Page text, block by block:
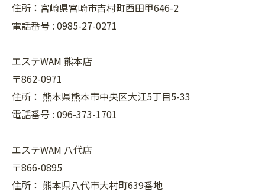
住所：宮崎県宮崎市吉村町西田甲646-2
電話番号 : 0985-27-0271
エステWAM 熊本店
〒862-0971
住所： 熊本県熊本市中央区大江5丁目5-33
電話番号 : 096-373-1701
エステWAM 八代店
〒866-0895
住所： 熊本県八代市大村町639番地